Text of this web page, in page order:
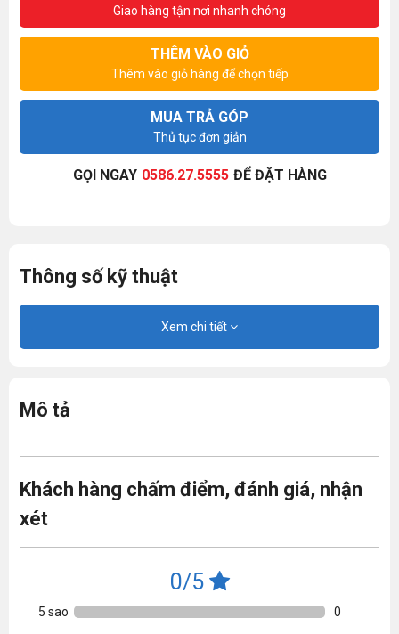
Giao hàng tận nơi nhanh chóng
THÊM VÀO GIỎ
Thêm vào giỏ hàng để chọn tiếp
MUA TRẢ GÓP
Thủ tục đơn giản
GỌI NGAY 0586.27.5555 ĐỂ ĐẶT HÀNG
Mô tả
Khách hàng chấm điểm, đánh giá, nhận
xét
0/5
5 sao 0
Thông số kỹ thuật
Xem chi tiết